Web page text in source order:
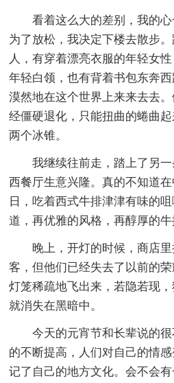
看着这么大的差别，我的心
为了放松，我决定下楼去散步
人，有穿着漂亮衣服的年轻女
年轻白领，也有背着书包东奔
漠然地在这个世界上来来去去
经僵硬退化，只能扭曲的蜷曲
两个冰锥。
我继续往前走，踏上了另一
西餐厅生意兴隆。真的不知道
日，吃着西式牛排津津有味的
道，再优雅的风格，再醇厚的牛
晚上，开灯的时候，商店里
客，但他们已经失去了以前的
灯笼稀疏地飞出来，若隐若现
就消失在黑暗中。
今天的元宵节和长辈说的很
的不断提高，人们对自己的情
记了自己的地方文化。会不会